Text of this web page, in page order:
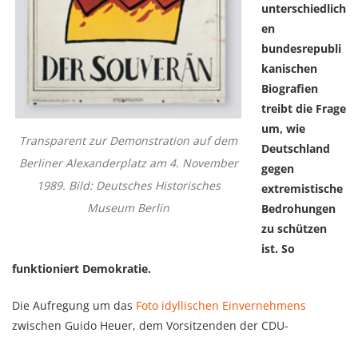
Transparent zur Demonstration auf dem
Berliner Alexanderplatz am 4. November
1989. Bild: Deutsches Historisches
Museum Berlin
unterschiedlich
en
bundesrepubli
kanischen
Biografien
treibt die Frage
um, wie
Deutschland
gegen
extremistische
Bedrohungen
zu schützen
ist. So
funktioniert Demokratie.
Die Aufregung um das Foto idyllischen Einvernehmens
zwischen Guido Heuer, dem Vorsitzenden der CDU-